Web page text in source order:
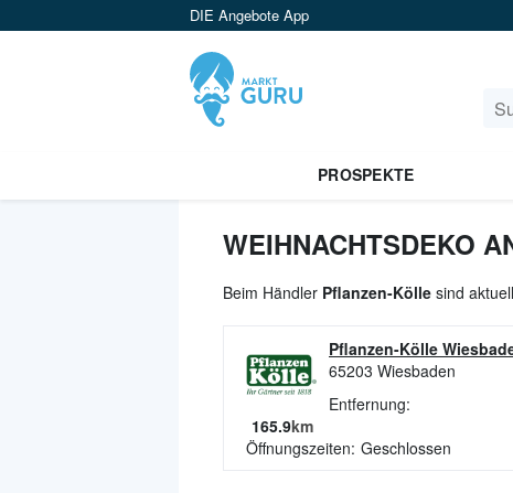
DIE Angebote App
PROSPEKTE
WEIHNACHTSDEKO
Beim Händler Pflanzen-Kölle sind
Pflanzen-Kölle
65203 Wiesbaden
Entfernung:
165.9km
Öffnungszeiten: Geschlossen